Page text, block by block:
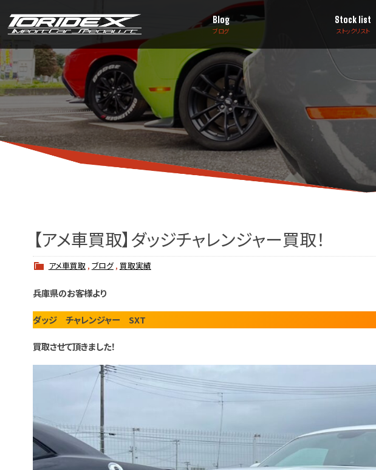
Blog
ブログ
Stock list
ストックリスト
【アメ車買取】ダッジチャレンジャー買取！
アメ車買取, ブログ, 買取実績
兵庫県のお客様より
ダッジ チャレンジャー SXT
買取させて頂きました！